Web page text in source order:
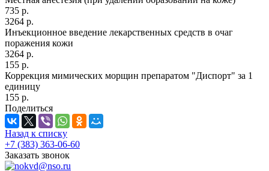
735 р.
3264 р.
Инъекционное введение лекарственных средств в очаг
поражения кожи
3264 р.
155 р.
Коррекция мимических морщин препаратом "Диспорт" за 1
единицу
155 р.
Поделиться
Назад к списку
+7 (383) 363-06-60
Заказать звонок